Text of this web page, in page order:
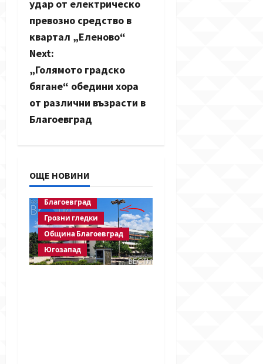
s
t
n
a
v
g
a
t
i
o
удар от електрическо
превозно средство в
квартал „Еленово“
Next:
„Голямото градско
бягане“ обедини хора
от различни възрасти в
Благоевград
ОЩЕ НОВИНИ
Благоевград
Грозни гледки
Община Благоевград
Югозапад